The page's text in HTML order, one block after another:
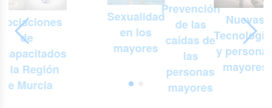
de
la Región
de Murcia
Sexualidad
en los
mayores
Prevención
de las
caídas de
las
personas
mayores
Nuevas
y
mayores